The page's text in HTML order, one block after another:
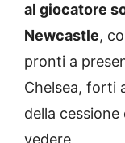
al giocatore
Newcastle,
pronti a
Chelsea, forti
della cessione